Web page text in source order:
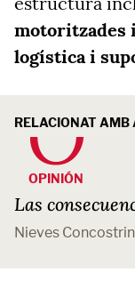
motoritzades
logística i
RELACIONAT AMB
OPINIÓN
Las
Nieves